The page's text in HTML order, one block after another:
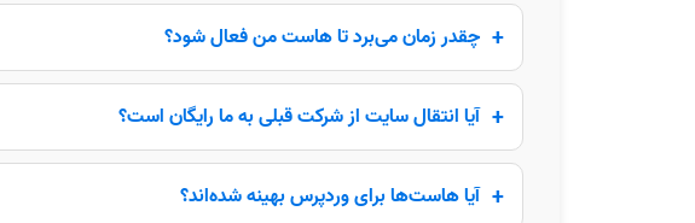
چقدر زمان می‌برد تا هاست من فعال شود؟
آیا انتقال سایت از شرکت قبلی به ما رایگان است؟
آیا هاست‌ها برای وردپرس بهینه شده‌اند؟